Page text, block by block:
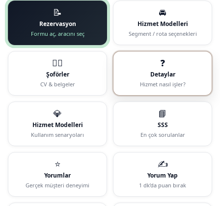
📝
Rezervasyon
Formu aç, aracını seç
🚘
Hizmet Modelleri
Segment / rota seçenekleri
🧑‍✈️
Şoförler
CV & belgeler
❓
Detaylar
Hizmet nasıl işler?
💎
Hizmet Modelleri
Kullanım senaryoları
📘
SSS
En çok sorulanlar
⭐
Yorumlar
Gerçek müşteri deneyimi
✍️
Yorum Yap
1 dk’da puan bırak